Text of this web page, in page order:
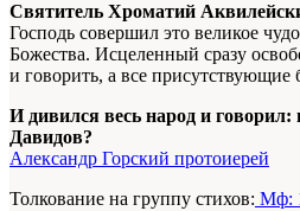
Святитель Хроматий
Господь совершил это великое
Божества. Исцеленный сразу
и говорить, а все
И дивился весь народ и говорил:
Давидов?
Александр Горский протоиерей
Толкование на группу стихов: Мф: